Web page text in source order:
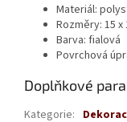
Materiál:
Rozměry: 15 x
Barva: fialová
Povrchová
Doplňkové
Kategorie: